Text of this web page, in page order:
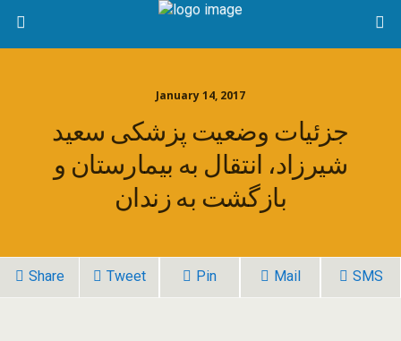
January 14, 2017
جزئیات وضعیت پزشکی سعید
شیرزاد، انتقال به بیمارستان و
بازگشت به زندان
Share Tweet Pin Mail SMS